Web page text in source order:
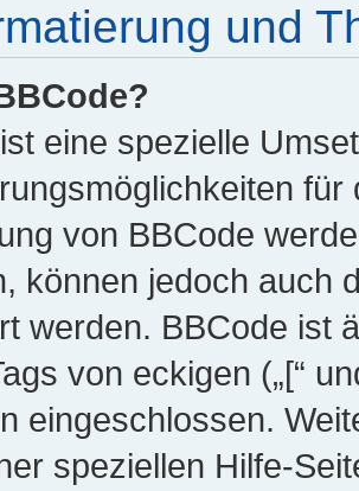
und
eine spezielle
von BBCode
können jedoch auch
werden. BBCode ist
von eckigen („[“
eingeschlossen.
speziellen Hilfe-